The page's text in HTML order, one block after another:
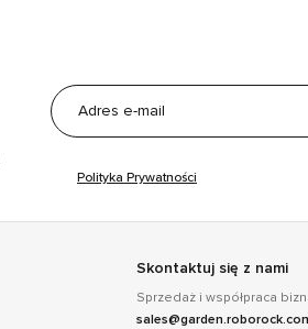
Polityka Prywatności
Skontaktuj się z nami
Sprzedaż i współpraca